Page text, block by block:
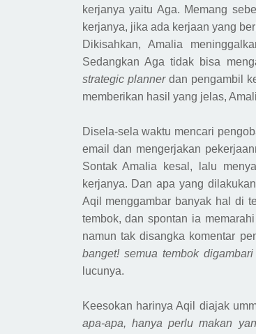
kerjanya yaitu Aga. Memang
kerjanya, jika ada kerjaan yang
Dikisahkan, Amalia
Sedangkan Aga tidak bisa
strategic plannerdan pengambil
memberikan hasil yang jelas,
Disela-sela waktu mencari
email dan mengerjakan
Sontak Amalia kesal, lalu
kerjanya. Dan apa yang
Aqil menggambar banyak hal di
tembok, dan spontan ia memarahi
namun tak disangka komentar
banget!semua tembok
lucunya.
Keesokan harinya Aqil diajak
apa-apa, hanya perlu makan